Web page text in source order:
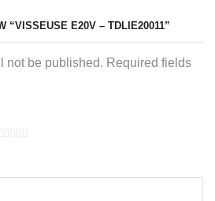
“VISSEUSE E20V – TDLIE20011”
not be published. Required fields